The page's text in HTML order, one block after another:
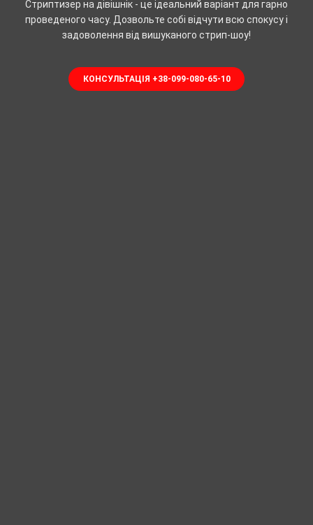
Стриптизер на дівішнік - це ідеальний варіант для гарно
проведеного часу. Дозвольте собі відчути всю спокусу і
задоволення від вишуканого стрип-шоу!
КОНСУЛЬТАЦІЯ +38-099-080-65-10